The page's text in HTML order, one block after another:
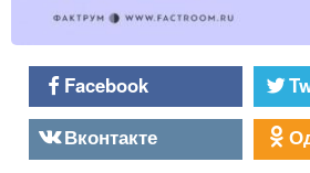
Facebook
Вконтакте